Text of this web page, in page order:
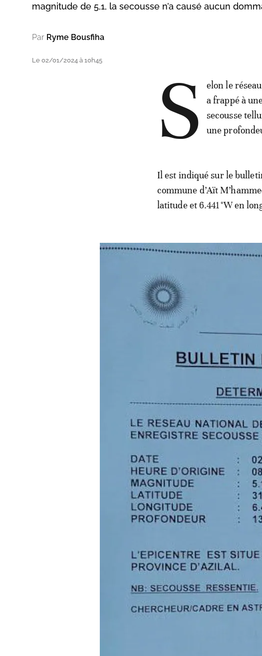
magnitude de 5,1, la secousse n’a causé aucun
Par Ryme Bousfiha
Le 02/01/2024 à 10h45 S
elon le
a frappé à
secousse
une
Il est indiqué sur le
commune d’Aït
latitude et 6.441°W en